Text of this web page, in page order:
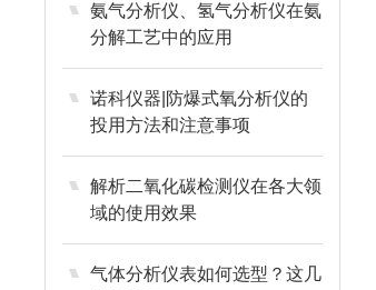
氨气分析仪、氢气分析仪在氨
分解工艺中的应用
诺科仪器|防爆式氧分析仪的
投用方法和注意事项
解析二氧化碳检测仪在各大领
域的使用效果
气体分析仪表如何选型？这几